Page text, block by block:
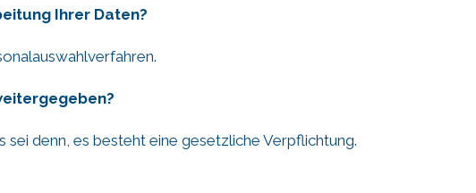
Ihrer Daten?
denn, es besteht eine gesetzliche Verpflichtung.